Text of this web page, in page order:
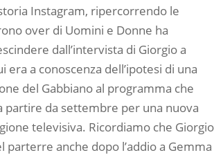
Instagram, ripercorrendo le
over di Uomini e Donne ha
dall’intervista di Giorgio a
era a conoscenza dell’ipotesi di una
del Gabbiano al programma che
partire da settembre per una nuova
televisiva. Ricordiamo che Giorgio
parterre anche dopo l’addio a Gemma